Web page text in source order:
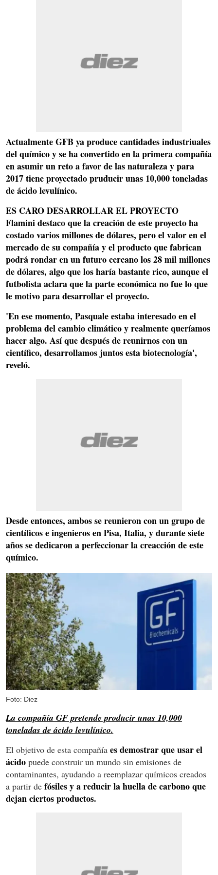
ActualmenteGFBya produce cantidades industriuales
del químico y se ha convertido en la primera compañía
en asumir un reto a favor de las naturaleza y para
2017 tiene proyectado pruducir unas 10,000 toneladas
de ácido levulínico.
ES CARO DESARROLLAR EL PROYECTO
Flamini destaco que la creación de este proyecto ha
costadovarios millones de dólares, pero el valor en el
mercado de su compañía y el producto que fabrican
podrá rondar en un futuro cercano los 28 mil millones
de dólares, algo que los haría bastante rico, aunque el
futbolista aclara que la parte económica no fue lo que
le motivo para desarrollar el proyecto.
'En ese momento, Pasquale estaba interesado en el
problema del cambio climático y realmente queríamos
hacer algo. Así que después de reunirnos con un
científico, desarrollamos juntos esta biotecnología',
reveló.
Desde entonces, ambos se reunieron con un grupo de
científicos e ingenieros enPisa, Italia, y durante siete
años se dedicaron a perfeccionar la creacción de este
químico.
Foto: Diez
La compañía GF pretende producir unas 10,000
toneladas de ácido levulínico.
El objetivo de esta compañía es demostrar que usar el
ácido puede construir un mundo sin emisiones de
contaminantes, ayudando a reemplazar químicos creados
a partir de fósiles y a reducir la huella de carbono que
dejan ciertos productos.